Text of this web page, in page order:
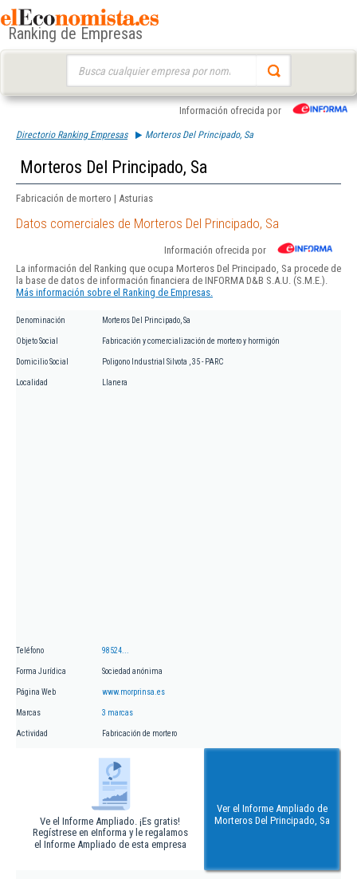
Ranking de Empresas
Información ofrecida por
Directorio Ranking Empresas Morteros Del Principado, Sa
Morteros Del Principado, Sa
Fabricación de mortero | Asturias
Datos comerciales de Morteros Del Principado, Sa
Información ofrecida por
La información del Ranking que ocupa Morteros Del Principado, Sa procede de
la base de datos de información financiera de INFORMA D&B S.A.U. (S.M.E.).
Más información sobre el Ranking de Empresas.
Denominación Morteros Del Principado, Sa
Objeto Social Fabricación y comercialización de mortero y hormigón
Domicilio Social Poligono Industrial Silvota , 35 - PARC
Localidad Llanera
Teléfono 98524...
Forma Jurídica Sociedad anónima
Página Web www.morprinsa.es
Marcas 3 marcas
Actividad Fabricación de mortero
Ve el Informe Ampliado. ¡Es gratis!
Regístrese en eInforma y le regalamos
el Informe Ampliado de esta empresa
Ver el Informe Ampliado de
Morteros Del Principado, Sa